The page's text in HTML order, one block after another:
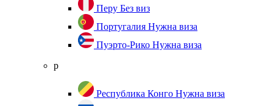
Перу Без виз
Португалия Нужна виза
Пуэрто-Рико Нужна виза
р
Республика Конго Нужна виза